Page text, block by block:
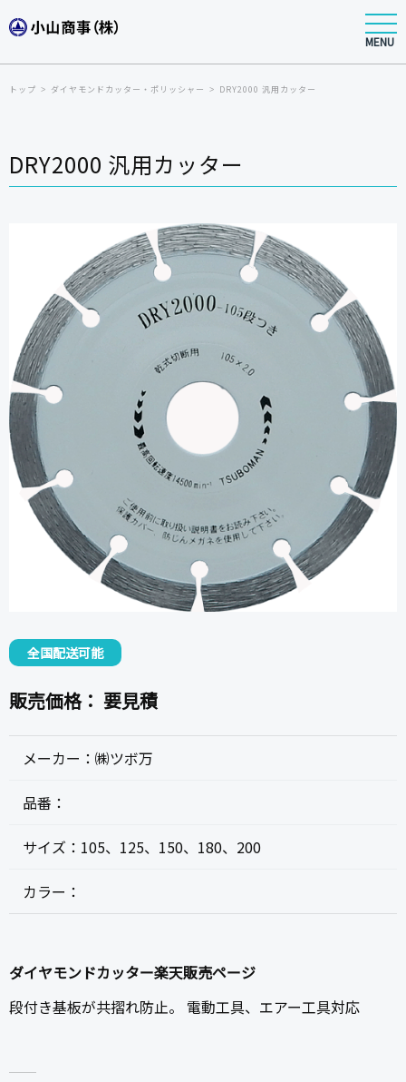
MENU
トップ ダイヤモンドカッター・ポリッシャー DRY2000 汎用カッター
DRY2000 汎用カッター
全国配送可能
販売価格： 要見積
メーカー： ㈱ツボ万
品番：
サイズ： 105、125、150、180、200
カラー：
ダイヤモンドカッター楽天販売ページ
段付き基板が共摺れ防止。 電動工具、エアー工具対応